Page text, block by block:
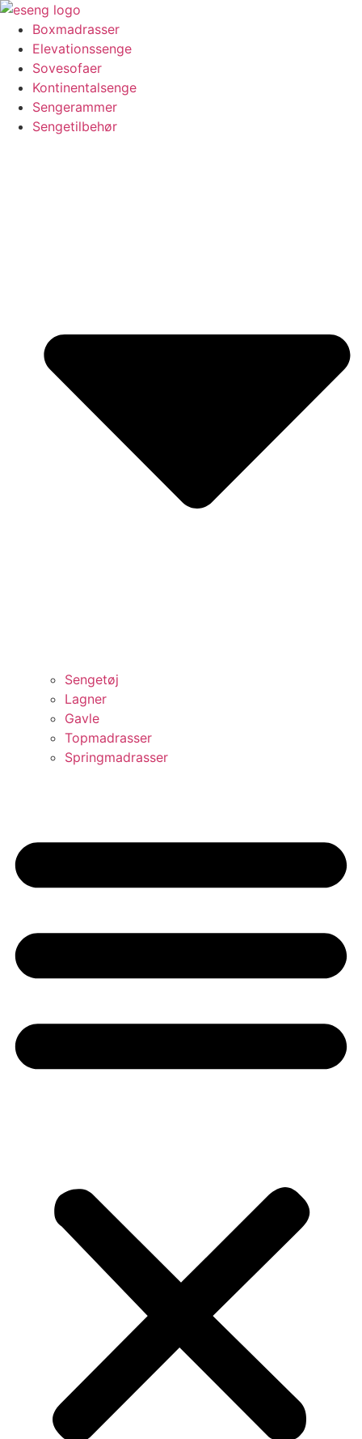
Videre
indhold
Boxmadrasser
Elevationssenge
Sovesofaer
Kontinentalsenge
Sengerammer
Sengetilbehør
Sengetøj
Lagner
Gavle
Topmadrasser
Springmadrasser